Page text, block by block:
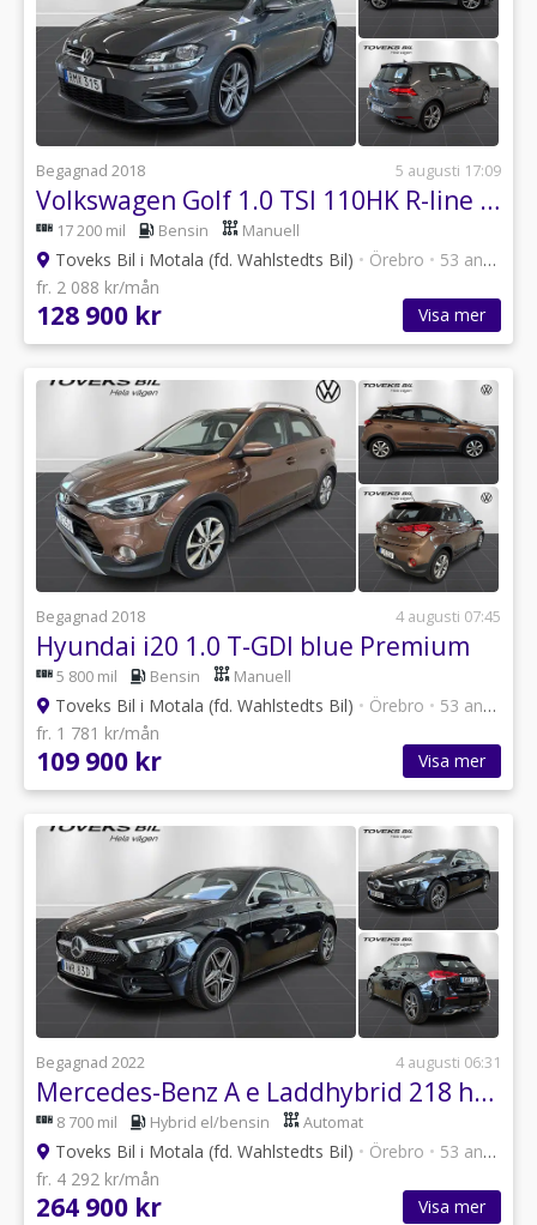
Begagnad 2018 5 augusti 17:09
Volkswagen Golf 1.0 TSI 110HK R-line DRAG
17 200 mil Bensin Manuell
Toveks Bil i Motala (fd. Wahlstedts Bil) • Örebro • 53 annonser
fr. 2 088 kr/mån
128 900 kr Visa mer
Begagnad 2018 4 augusti 07:45
Hyundai i20 1.0 T-GDI blue Premium
5 800 mil Bensin Manuell
Toveks Bil i Motala (fd. Wahlstedts Bil) • Örebro • 53 annonser
fr. 1 781 kr/mån
109 900 kr Visa mer
Begagnad 2022 4 augusti 06:31
Mercedes-Benz A e Laddhybrid 218 hk AMG DRAG
8 700 mil Hybrid el/bensin Automat
Toveks Bil i Motala (fd. Wahlstedts Bil) • Örebro • 53 annonser
fr. 4 292 kr/mån
264 900 kr Visa mer